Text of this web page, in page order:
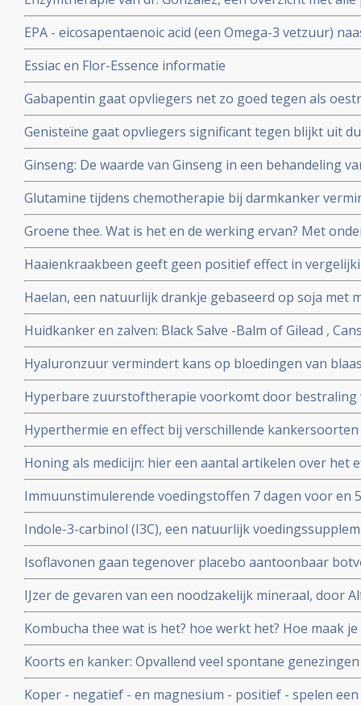
EPA - eicosapentaenoic acid (een Omega-3 vetzuur)
meer remissies bij kinderen met leukemie en zij
gewichtsverlies aldus gerandomiseerde fase II studie.
Essiac en Flor-Essence informatie
Gabapentin gaat opvliegers net zo goed tegen als
gerandomiseerde studie. Artikel geplaatst 12 juli 2006
Genisteïne gaat opvliegers significant tegen blijkt uit
studie bij 90 gezonde vrouwen van 47 tot 57 jaar in de
follow-up.
Ginseng: De waarde van Ginseng in een behandeling
bijwerkingen. Een overzichtsartikel voor artsen en
geplaatst 12 december 2009
Glutamine tijdens chemotherapie bij darmkanker
neuropathische problemen daarna.
Groene thee. Wat is het en de werking ervan? Met
Haaienkraakbeen geeft geen positief effect in
kankerpatiënten aldus kleine maar wel
met darmkanker en borstkanker.
Haelan, een natuurlijk drankje gebaseerd op soja met
Huidkanker en zalven: Black Salve -Balm of Gilead ,
zalven op natuurlijke basis. Hier een aantal studies en
voor huidkanker en huidaandoeningen
Hyaluronzuur vermindert kans op bloedingen van
bestraling net zo goed als hyperbare zuurstof maar is
dienen.
Hyperbare zuurstoftherapie voorkomt door bestraling
blaasontstekingen bij patienten die op het
Hyperthermie en effect bij verschillende
chemo kuren als bij bestraling. Vele studies bewijzen
bij elkaar gezet in aparte artikelen reeks.
Honing als medicijn: hier een aantal artikelen over het
tegengaan van bijwerkingen bij chemo en bestraling
Immuunstimulerende voedingstoffen 7 dagen voor en
darmkanker vermindert significant infecties en
Indole-3-carbinol (I3C), een natuurlijk
voor o.a. hormoongevoelige vormen van kanker
Isoflavonen gaan tegenover placebo aantoonbaar
overgang
IJzer de gevaren van een noodzakelijk mineraal, door
voedingsdeskundige copy 1
Kombucha thee wat is het? hoe werkt het? Hoe maak je
Koorts en kanker: Opvallend veel spontane
veroorzaakt door infecties en koorts. Hier een artikel
kankerpatienten.
Koper - negatief - en magnesium - positief - spelen